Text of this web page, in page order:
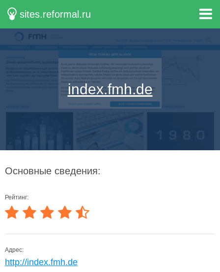
sites.reformal.ru
index.fmh.de
Основные сведения:
Рейтинг:
Адрес:
http://index.fmh.de